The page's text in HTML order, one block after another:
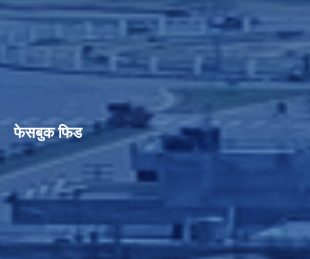
फेसबुक फिड